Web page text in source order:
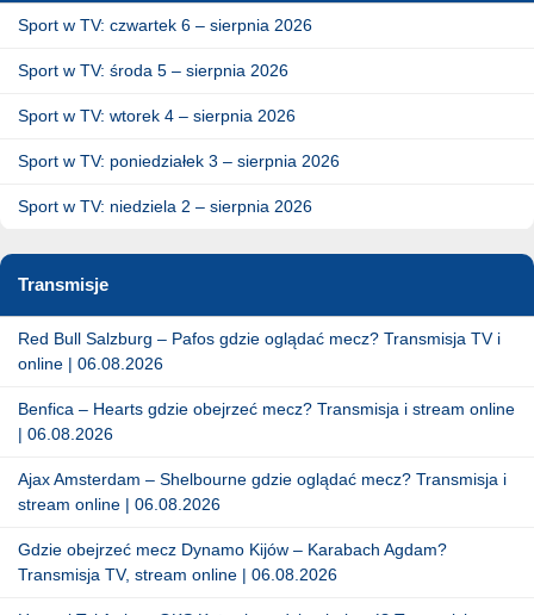
Sport w TV: czwartek 6 – sierpnia 2026
Sport w TV: środa 5 – sierpnia 2026
Sport w TV: wtorek 4 – sierpnia 2026
Sport w TV: poniedziałek 3 – sierpnia 2026
Sport w TV: niedziela 2 – sierpnia 2026
Transmisje
Red Bull Salzburg – Pafos gdzie oglądać mecz? Transmisja TV i
online | 06.08.2026
Benfica – Hearts gdzie obejrzeć mecz? Transmisja i stream online
| 06.08.2026
Ajax Amsterdam – Shelbourne gdzie oglądać mecz? Transmisja i
stream online | 06.08.2026
Gdzie obejrzeć mecz Dynamo Kijów – Karabach Agdam?
Transmisja TV, stream online | 06.08.2026